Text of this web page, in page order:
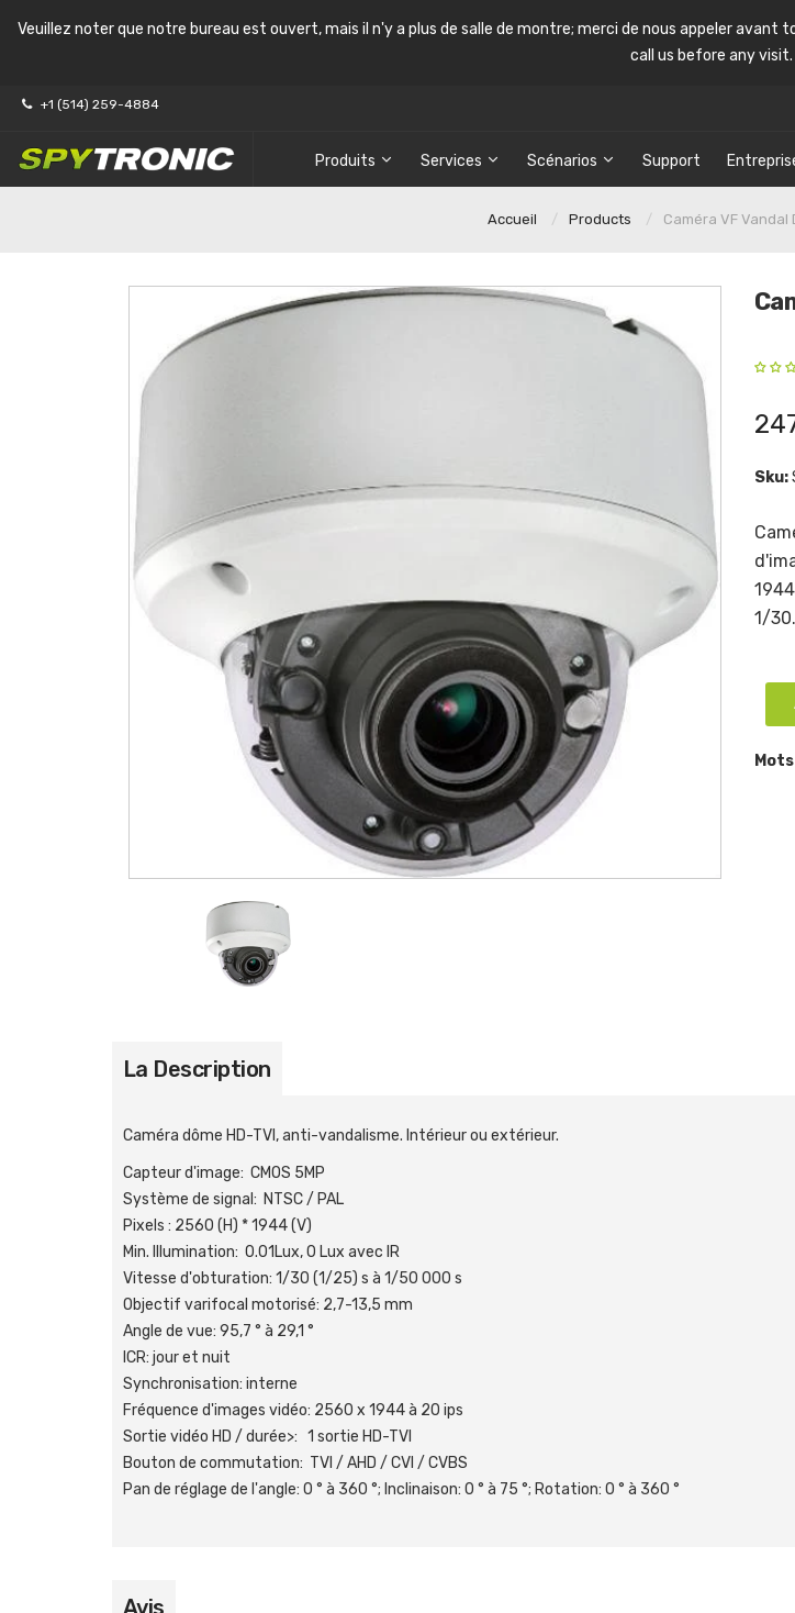
Veuillez noter que notre bureau est ouvert, mais il n'y a plus de salle de montre; merci de nous appeler
call us before any visit.
+1 (514) 259-4884
Produits Services Scénarios Support
Accueil Products Caméra VF Vandal
Sku:
1/
La Description
Caméra dôme HD-TVI, anti-vandalisme. Intérieur ou extérieur.
Capteur d'image: CMOS 5MP
Système de signal: NTSC / PAL
Pixels : 2560 (H) * 1944 (V)
Min. Illumination: 0.01Lux, 0 Lux avec IR
Vitesse d'obturation: 1/30 (1/25) s à 1/50 000 s
Objectif varifocal motorisé: 2,7-13,5 mm
Angle de vue: 95,7 ° à 29,1 °
ICR: jour et nuit
Synchronisation: interne
Fréquence d'images vidéo: 2560 x 1944 à 20 ips
Sortie vidéo HD / durée>: 1 sortie HD-TVI
Bouton de commutation: TVI / AHD / CVI / CVBS
Pan de réglage de l'angle: 0 ° à 360 °; Inclinaison: 0 ° à 75 °; Rotation: 0 ° à 360 °
Avis